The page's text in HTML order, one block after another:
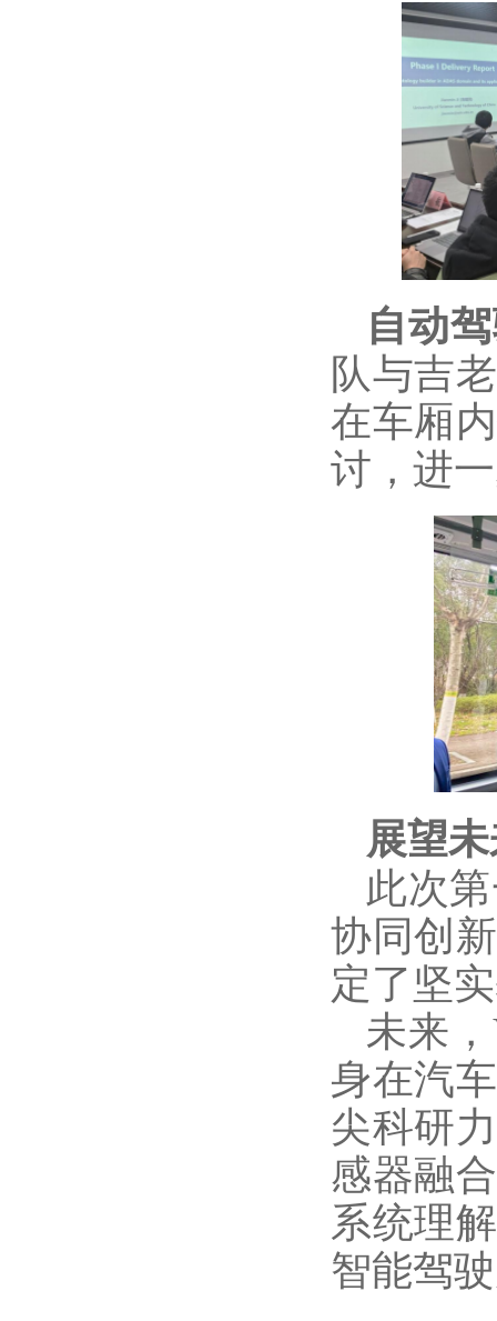
自动
队与吉
在车厢
讨，进
展望
此次
协同创
定了坚
未来，
身在汽
尖科研
感器融
系统理
智能驾